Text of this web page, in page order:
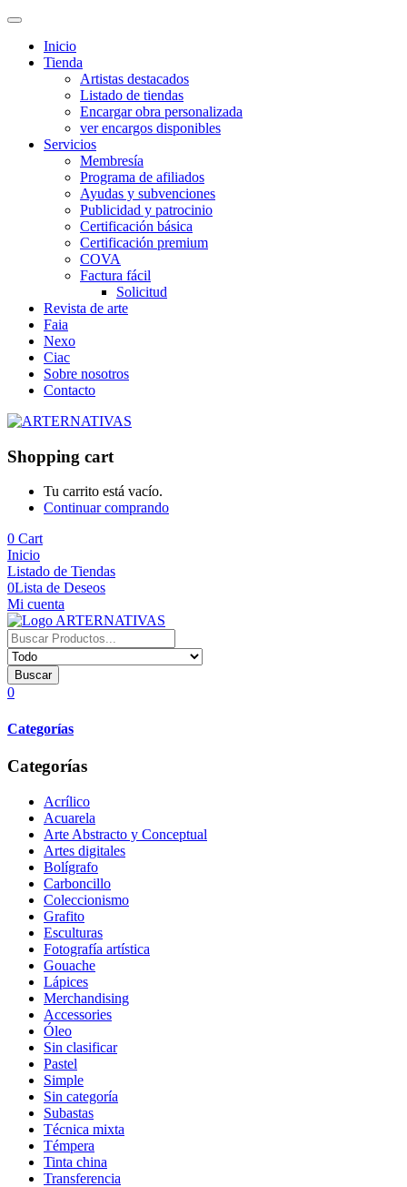
Inicio
Tienda
Artistas destacados
Listado de tiendas
Encargar obra personalizada
ver encargos disponibles
Servicios
Membresía
Programa de afiliados
Ayudas y subvenciones
Publicidad y patrocinio
Certificación básica
Certificación premium
COVA
Factura fácil
Solicitud
Revista de arte
Faia
Nexo
Ciac
Sobre nosotros
Contacto
Shopping cart
Tu carrito está vacío.
Continuar comprando
0 Cart
Inicio
Listado de Tiendas
0Lista de Deseos
Mi cuenta
Buscar
0
Categorías
Categorías
Acrílico
Acuarela
Arte Abstracto y Conceptual
Artes digitales
Bolígrafo
Carboncillo
Coleccionismo
Grafito
Esculturas
Fotografía artística
Gouache
Lápices
Merchandising
Accessories
Óleo
Sin clasificar
Pastel
Simple
Sin categoría
Subastas
Técnica mixta
Témpera
Tinta china
Transferencia